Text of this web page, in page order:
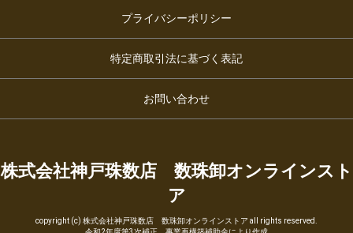
プライバシーポリシー
特定商取引法に基づく表記
お問い合わせ
株式会社神戸珠数店 数珠卸オンラインスト
ア
copyright (c) 株式会社神戸珠数店 数珠卸オンラインストア all rights reserved.